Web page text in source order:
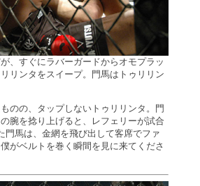
、すぐにラバーガードからオモプラッ
リンタをスイープ。門馬はトゥリリン
のの、タップしないトゥリリンタ。門
腕を捻り上げると、レフェリーが試合
門馬は、金網を飛び出して客席でファ
がベルトを巻く瞬間を見に来てくださ